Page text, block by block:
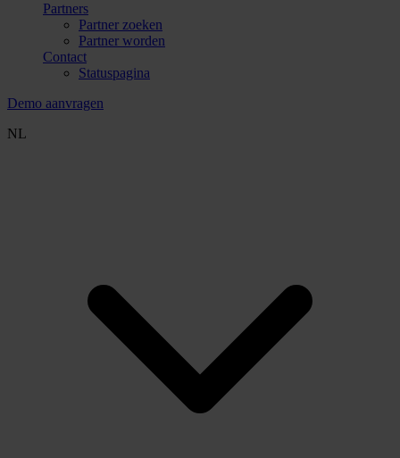
Partners
Partner zoeken
Partner worden
Contact
Statuspagina
Demo aanvragen
NL